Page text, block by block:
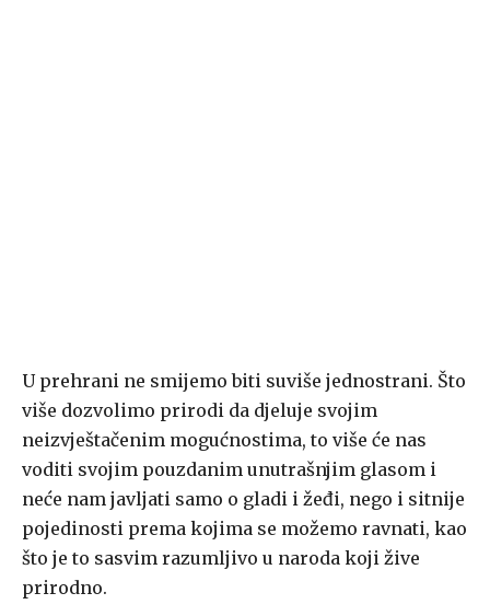
U prehrani ne smijemo biti suviše jednostrani. Što
više dozvolimo prirodi da djeluje svojim
neizvještačenim mogućnostima, to više će nas
voditi svojim pouzdanim unutrašnjim glasom i
neće nam javljati samo o gladi i žeđi, nego i sitnije
pojedinosti prema kojima se možemo ravnati, kao
što je to sasvim razumljivo u naroda koji žive
prirodno.